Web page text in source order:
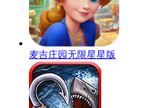
麦吉庄园无限星星版